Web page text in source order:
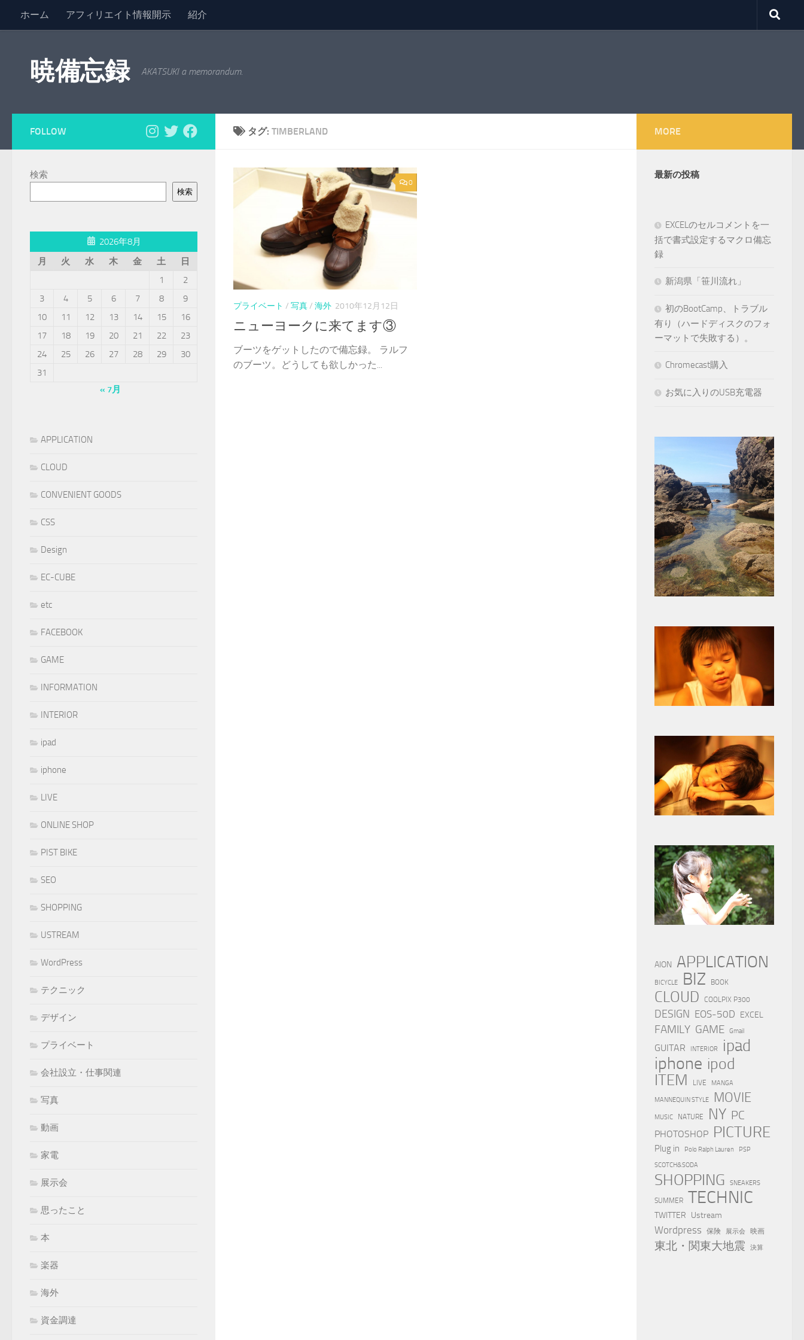
コンテンツへスキップ
ホーム アフィリエイト情報開示 紹介
暁備忘録 AKATSUKI a memorandum.
タグ: TIMBERLAND
0
プライベート / 写真/ 海外 2010年12月12日
ニューヨークに来てます③
ブーツをゲットしたので備忘録。 ラルフ
のブーツ。どうしても欲しかった...
FOLLOW
検索
検索
2026年8月
月
火 水 木 金 土
日
1
2
3
4 5 6 7 8
9
10
11 12 13 14 15
16
17
18 19 20 21 22
23
24
25 26 27 28 29
30
31
« 7月
APPLICATION
CLOUD
CONVENIENT GOODS
CSS
Design
EC-CUBE
etc
FACEBOOK
GAME
INFORMATION
INTERIOR
ipad
iphone
LIVE
ONLINE SHOP
PIST BIKE
SEO
SHOPPING
USTREAM
WordPress
テクニック
デザイン
プライベート
会社設立・仕事関連
写真
動画
家電
展示会
思ったこと
本
楽器
海外
資金調達
MORE
最新の投稿
EXCELのセルコメントを一
括で書式設定するマクロ備忘
録
新潟県「笹川流れ」
初のBootCamp、トラブル
有り（ハードディスクのフォ
ーマットで失敗する）。
Chromecast購入
お気に入りのUSB充電器
AION APPLICATION
BICYCLE BIZ BOOK
CLOUD COOLPIX P300
DESIGN EOS-50D EXCEL
FAMILY GAME Gmail
GUITAR INTERIOR ipad
iphone ipod
ITEM
LIVE MANGA
MANNEQUIN STYLE MOVIE
MUSIC NATURE NY PC
PHOTOSHOP PICTURE
Plug in Polo Ralph Lauren
PSP
SCOTCH&SODA
SHOPPING SNEAKERS
SUMMER TECHNIC
TWITTER Ustream
Wordpress 保険 展示会 映画
東北・関東大地震 決算